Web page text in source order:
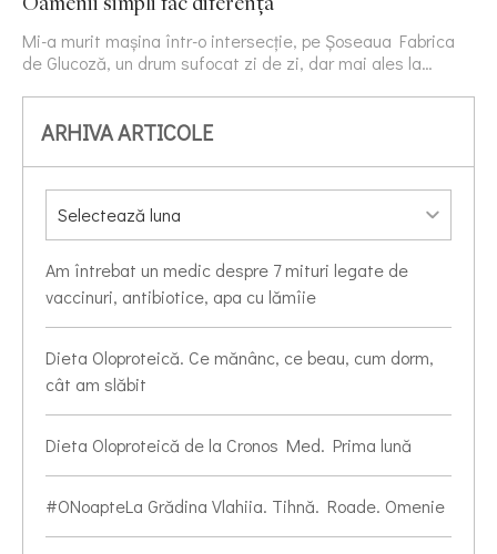
Mi-a murit mașina într-o intersecție, pe Șoseaua Fabrica
de Glucoză, un drum sufocat zi de zi, dar mai ales la…
ARHIVA ARTICOLE
Am întrebat un medic despre 7 mituri legate de
vaccinuri, antibiotice, apa cu lămîie
Dieta Oloproteică. Ce mănânc, ce beau, cum dorm,
cât am slăbit
Dieta Oloproteică de la Cronos Med. Prima lună
#ONoapteLa Grădina Vlahiia. Tihnă. Roade. Omenie